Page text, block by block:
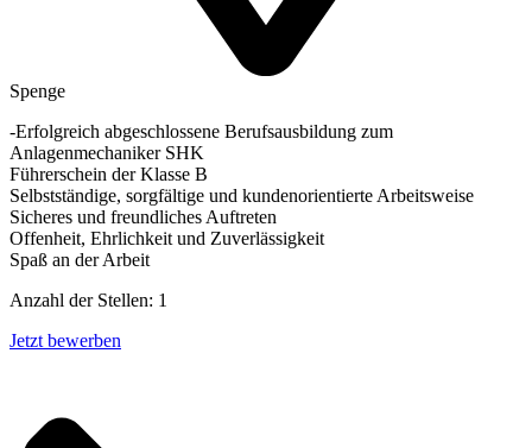
Spenge
-Erfolgreich abgeschlossene Berufsausbildung zum
Anlagenmechaniker SHK
Führerschein der Klasse B
Selbstständige, sorgfältige und kundenorientierte Arbeitsweise
Sicheres und freundliches Auftreten
Offenheit, Ehrlichkeit und Zuverlässigkeit
Spaß an der Arbeit
Anzahl der Stellen: 1
Jetzt bewerben